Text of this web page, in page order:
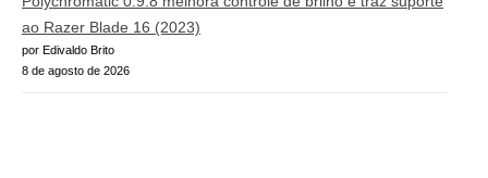
ao Razer Blade 16 (2023)
por Edivaldo Brito
8 de agosto de 2026